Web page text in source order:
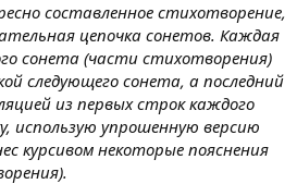
составленное стихотворение,
цепочка сонетов. Каждая
сонета (части стихотворения)
следующего сонета, а последний
из первых строк каждого
использую упрошенную версию
курсивом некоторые пояснения